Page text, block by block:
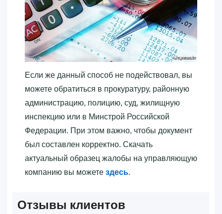
Если же данный способ не подействовал, вы
можете обратиться в прокуратуру, районную
администрацию, полицию, суд, жилищную
инспекцию или в Минстрой Российской
Федерации. При этом важно, чтобы документ
был составлен корректно. Скачать
актуальный образец жалобы на управляющую
компанию вы можете здесь.
Отзывы клиентов